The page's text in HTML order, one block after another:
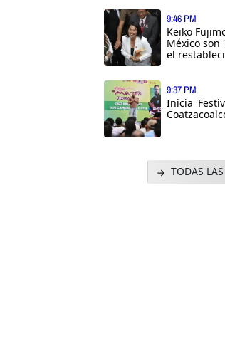
9:46 PM
Keiko
México son
el
9:37 PM
Inicia
TODAS